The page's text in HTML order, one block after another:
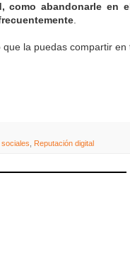
como abandonarle en
la puedas compartir en
Reputación digital